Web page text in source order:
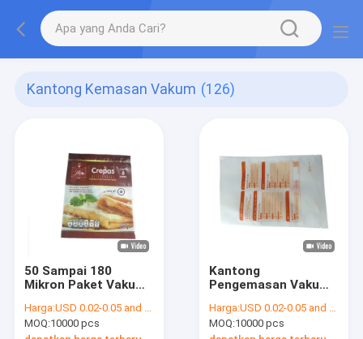
Kantong Kemasan Vakum (126)
50 Sampai 180
Mikron Paket Vakum
Harga:USD 0.02-0.05 and negotiation
MOQ:10000 pcs
Kantong
Pengemasan Vakum
Harga:USD 0.02-0.05 and negotiation
MOQ:10000 pcs